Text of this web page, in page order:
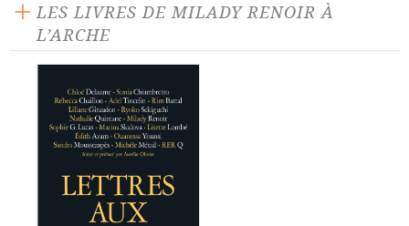
LES LIVRES DE MILADY RENOIR À
L’ARCHE